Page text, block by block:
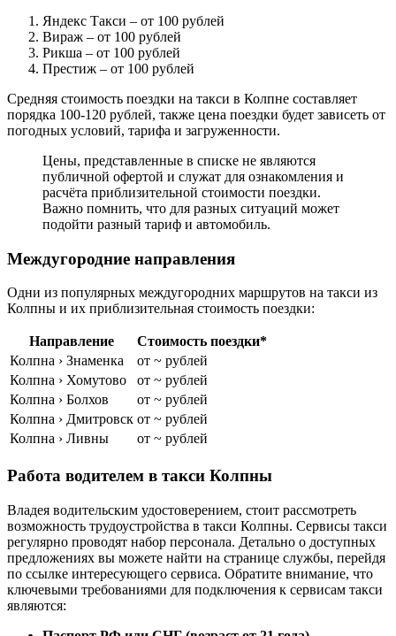
Яндекс Такси – от 100 рублей
Вираж – от 100 рублей
Рикша – от 100 рублей
Престиж – от 100 рублей
Средняя стоимость поездки на такси в Колпне составляет
порядка 100-120 рублей, также цена поездки будет зависеть от
погодных условий, тарифа и загруженности.
Цены, представленные в списке не являются
публичной офертой и служат для ознакомления и
расчёта приблизительной стоимости поездки.
Важно помнить, что для разных ситуаций может
подойти разный тариф и автомобиль.
Междугородние направления
Одни из популярных междугородних маршрутов на такси из
Колпны и их приблизительная стоимость поездки:
Направление
Стоимость поездки*
Колпна › Знаменка
от ~ рублей
Колпна › Хомутово
от ~ рублей
Колпна › Болхов
от ~ рублей
Колпна › Дмитровск от ~ рублей
Колпна › Ливны
от ~ рублей
Работа водителем в такси Колпны
Владея водительским удостоверением, стоит рассмотреть
возможность трудоустройства в такси Колпны. Сервисы такси
регулярно проводят набор персонала. Детально о доступных
предложениях вы можете найти на странице службы, перейдя
по ссылке интересующего сервиса. Обратите внимание, что
ключевыми требованиями для подключения к сервисам такси
являются: